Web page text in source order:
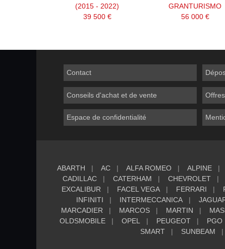
(2015 - 2022)
39 500 €
GRANTURISMO
56 000 €
Contact
Conseils d'achat et de vente
Espace de confidentialité
ABARTH
AC ALFA ROMEO ALPINE
CADILLAC
CATERHAM CHEVROLET
EXCALIBUR
FACEL VEGA FERRARI
INFINITI
INTERMECCANICA
MARCADIER
MARCOS MARTIN
OLDSMOBILE
OPEL PEUGEOT PGO
SMART
SUNBEAM